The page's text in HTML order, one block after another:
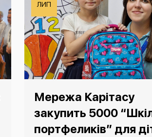
ЛИП
Мережа Карітасу
закупить 5000
портфеликів” для